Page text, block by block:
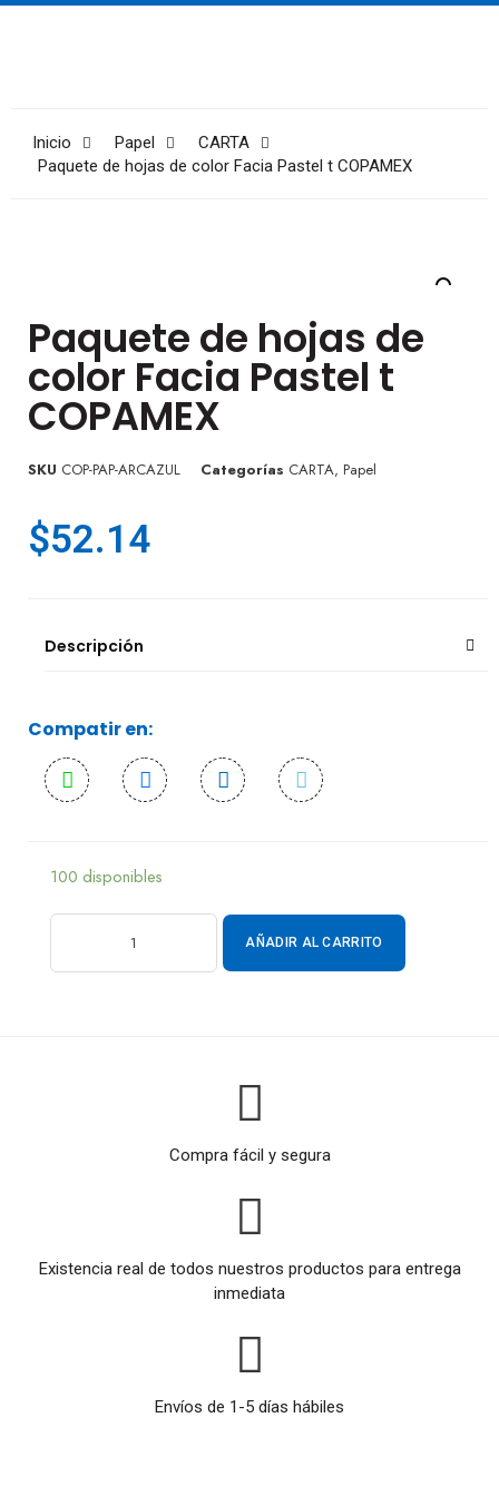
Inicio Papel
CARTA
Paquete de hojas de color Facia Pastel t COPAMEX
Paquete de hojas de
color Facia Pastel t
COPAMEX
SKU COP-PAP-ARCAZUL Categorías CARTA, Papel
$52.14
Descripción
Compatir en:
100 disponibles
AÑADIR AL CARRITO
Compra fácil y segura
Existencia real de todos nuestros productos para entrega
inmediata
Envíos de 1-5 días hábiles